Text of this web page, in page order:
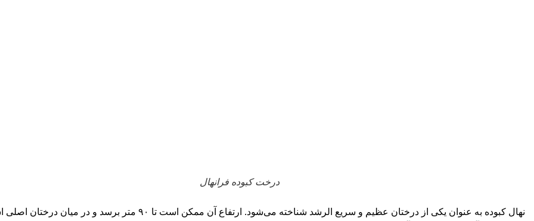
درخت کبوده فرانهال
نهال کبوده به عنوان یکی از درختان عظیم و سریع الرشد شناخته